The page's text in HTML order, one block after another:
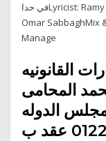
في حداLyricist: Ramy ChafeiComposer: Ramy ChafeiArranger:
Omar SabbaghMix
Manage
القانونيه
المحامى
الدوله